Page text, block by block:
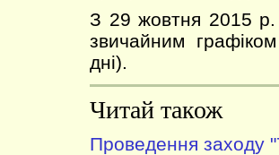
З 29 жовтня 2015 р.
звичайним графіком
дні).
Читай також
Проведення заходу